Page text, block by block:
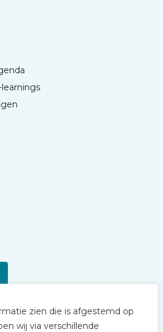
zien die is afgestemd op
wij via verschillende